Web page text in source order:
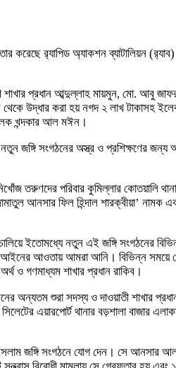
করেছে র‍্যাপিড অ্যাকশন ব্যাটালিয়ন
প্রধান আব্দুল্লাহ মায়মুন, মো. আবু
উদ্ধার করা হয় নগদ ২ লাখ টাকাসহ
খন্দকার আল মঈন।
সংগঠনের অস্ত্র ও প্রশিক্ষণের জন্য
পরিবার কুমিল্লার কোতয়ালি থানায়
আনসার ফিল হিন্দাল শারক্বীয়া’
ইতোমধ্যে নতুন এই জঙ্গি সংগঠনের
আওতায় আমরা আনি। বিভিন্ন
ও গণমাধ্যম শাখার প্রধান রাকিব।
অন্যতম শুরা সদস্য ও দাওয়াতী
এয়ারপোর্ট থানার বড়শালা
জঙ্গি সংগঠনে যোগ দেন। সে আনসার আল